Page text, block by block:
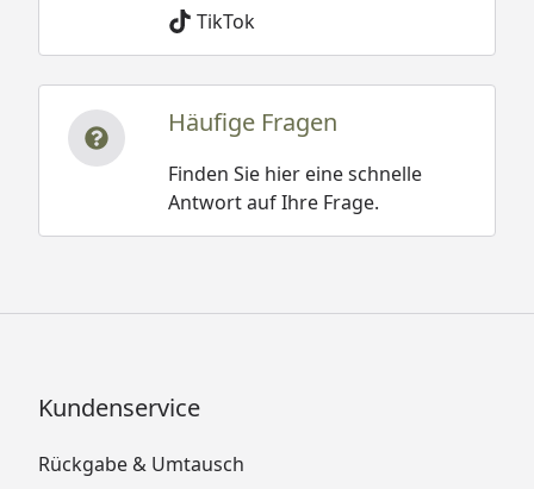
TikTok
Häufige Fragen
Finden Sie hier eine schnelle
Antwort auf Ihre Frage.
Kundenservice
Rückgabe & Umtausch